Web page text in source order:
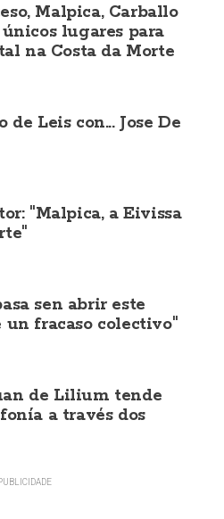
Malpica, Carballo
lugares para
na Costa da Morte
Leis con... Jose De
"Malpica, a Eivissa
sen abrir este
un fracaso colectivo"
de Lilium tende
a través dos